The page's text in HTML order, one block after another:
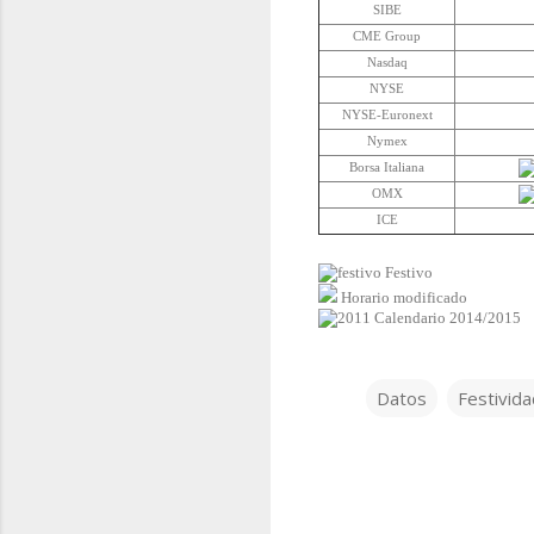
SIBE
CME Group
Nasdaq
NYSE
NYSE-Euronext
Nymex
Borsa Italiana
OMX
ICE
Festivo
Horario modificado
Calendario 2014/2015
Datos